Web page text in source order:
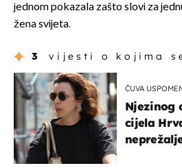
jednom pokazala zašto slovi za
žena svijeta.
3 vijesti o kojima
ČUVA
Njezinog
cijela